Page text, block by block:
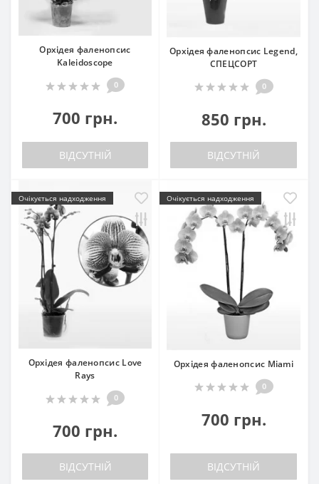
Орхідея фаленопсис
Kaleidoscope
0
700 грн.
ВІДСУТНІЙ
Орхідея фаленопсис Legend,
СПЕЦСОРТ
0
850 грн.
ВІДСУТНІЙ
Очікується надходження
Орхідея фаленопсис Love
Rays
0
700 грн.
ВІДСУТНІЙ
Очікується надходження
Орхідея фаленопсис Miami
0
700 грн.
ВІДСУТНІЙ